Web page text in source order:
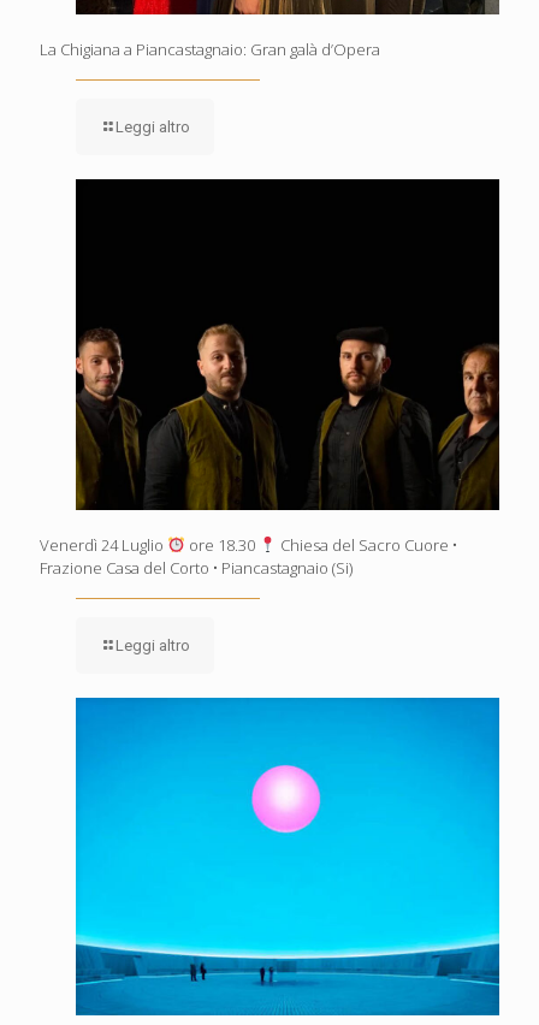
La Chigiana a Piancastagnaio: Gran galà d’Opera
Leggi altro
Venerdì 24 Luglio ore 18.30
Chiesa del Sacro Cuore •
Frazione Casa del Corto • Piancastagnaio (Si)
Leggi altro